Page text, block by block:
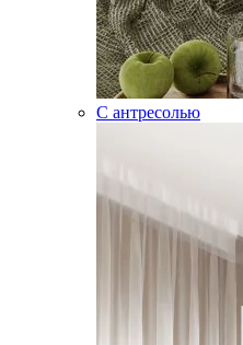
С антресолью